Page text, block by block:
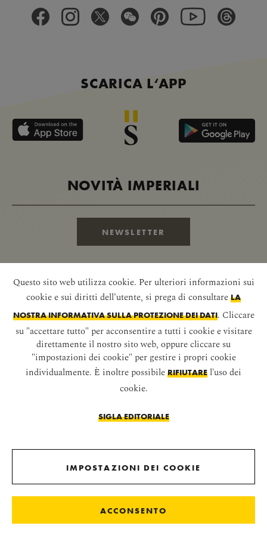
SCARICA L‘APP
NOVITÀ IMPERIALI
NEWSLETTER
ULTERIORI INFORMAZIONI
B2B
Marketing & Sales
Stampa
culturale (dell'umanita)
Senza Barriere Architettoniche
CASTELLO DI SCHÖNBRUNN
Questo sito web utilizza cookie. Per ulteriori informazioni sui
cookie e sui diritti dell’utente, si prega di consultare LA
NOSTRA INFORMATIVA SULLA PROTEZIONE DEI DATI. Cliccare
su "accettare tutto" per acconsentire a tutti i cookie e visitare
direttamente il nostro sito web, oppure cliccare su
"impostazioni dei cookie" per gestire i propri cookie
individualmente. È inoltre possibile RIFIUTARE l'uso dei
cookie.
SIGLA EDITORIALE
IMPOSTAZIONI DEI COOKIE
ACCONSENTO